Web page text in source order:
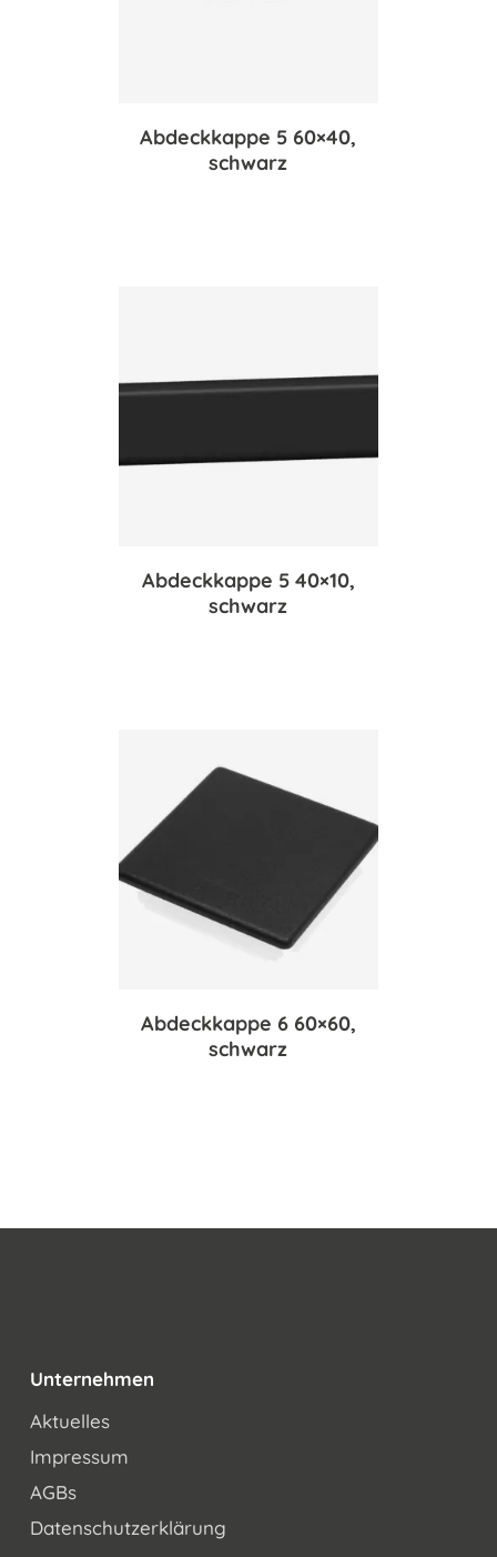
Abdeckkappe 5 60×40,
schwarz
Abdeckkappe 5 40×10,
schwarz
Abdeckkappe 6 60×60,
schwarz
Unternehmen
Aktuelles
Impressum
AGBs
Datenschutzerklärung